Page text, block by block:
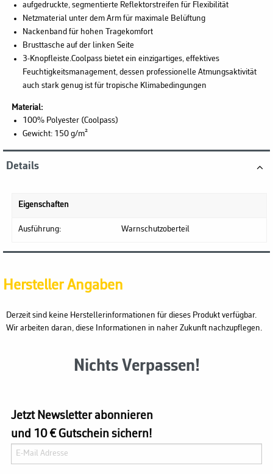
aufgedruckte, segmentierte Reflektorstreifen für Flexibilität
Netzmaterial unter dem Arm für maximale Belüftung
Nackenband für hohen Tragekomfort
Brusttasche auf der linken Seite
3-Knopfleiste.Coolpass bietet ein einzigartiges, effektives
Feuchtigkeitsmanagement, dessen professionelle Atmungsaktivität
auch stark genug ist für tropische Klimabedingungen
Material:
100% Polyester (Coolpass)
Gewicht: 150 g/m²
Details
Eigenschaften
Ausführung: Warnschutzoberteil
Hersteller Angaben
Derzeit sind keine Herstellerinformationen für dieses Produkt verfügbar.
Wir arbeiten daran, diese Informationen in naher Zukunft nachzupflegen.
Nichts Verpassen!
Jetzt Newsletter abonnieren
und 10 € Gutschein sichern!